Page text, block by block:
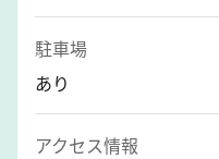
駐車場
あり
アクセス情報